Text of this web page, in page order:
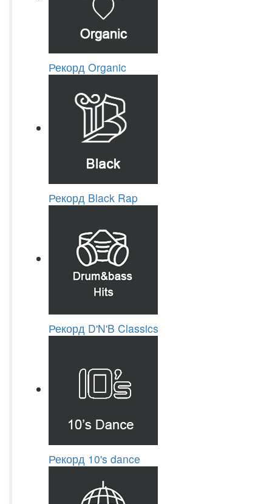
Рекорд Organic
Рекорд Black Rap
Рекорд D'N'B Classics
Рекорд 10's dance